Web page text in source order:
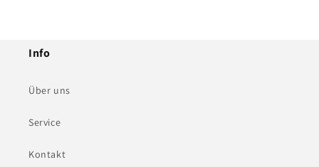
Info
Über uns
Service
Kontakt